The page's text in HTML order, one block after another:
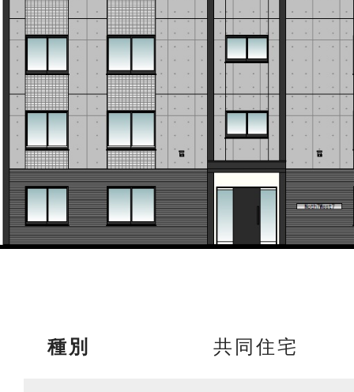
種別 共同住宅